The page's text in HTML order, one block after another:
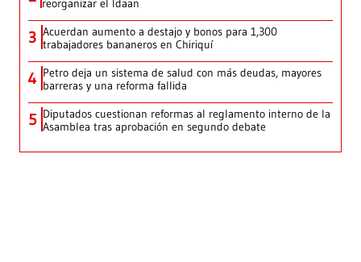
reorganizar el Idaan
3 Acuerdan aumento a destajo y bonos para 1,300
trabajadores bananeros en Chiriquí
4 Petro deja un sistema de salud con más deudas, mayores
barreras y una reforma fallida
5 Diputados cuestionan reformas al reglamento interno de la
Asamblea tras aprobación en segundo debate